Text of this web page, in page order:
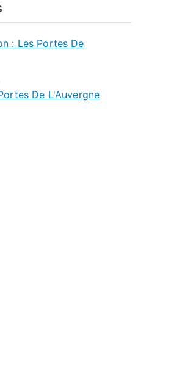
: Les Portes De
De L'Auvergne